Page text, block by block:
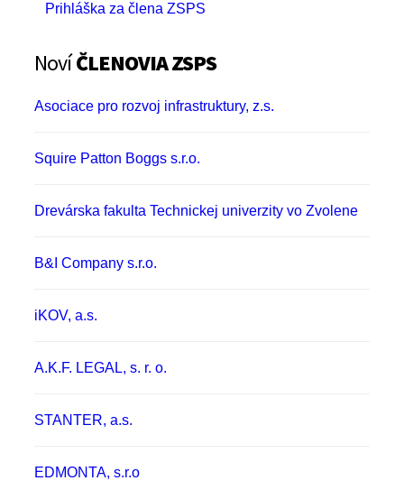
Prihláška za člena ZSPS
NovíČLENOVIA ZSPS
Asociace pro rozvoj infrastruktury, z.s.
Squire Patton Boggs s.r.o.
Drevárska fakulta Technickej univerzity vo Zvolene
B&I Company s.r.o.
iKOV, a.s.
A.K.F. LEGAL, s. r. o.
STANTER, a.s.
EDMONTA, s.r.o